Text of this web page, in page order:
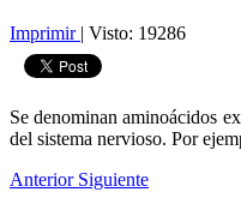
Imprimir | Visto: 19286
Se denominan aminoácidos
del sistema nervioso. Por
Anterior Siguiente